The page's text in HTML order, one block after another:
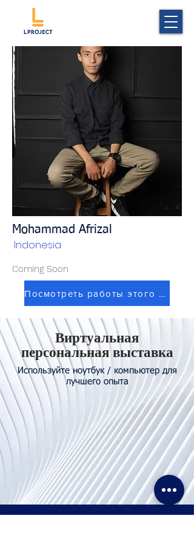
Mohammad Afrizal
Indonesia
Coming Soon
Посмотреть работы этого художника
Виртуальная
персональная выставка
Используйте ноутбук / компьютер для
лучшего опыта